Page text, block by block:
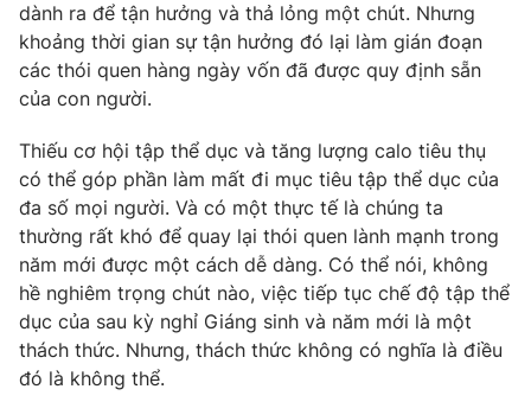
Góc doanh nghiệp
Truyền hình
Phim VTV
Hậu trường
Nhân vật
Khán giả
Giải sao mai
Giải trí
Điện ảnh
Âm nhạc
Sao
Đời sống
Du lịch
Làm đẹp
Chất lượng cuộc sống
Giáo dục
Tuyển sinh
Học trực tuyến
Công nghệ
Hitech Công nghệ tương lai
Sản phẩm
Giao lưu trực tuyến
dành ra để tận hưởng và thả lỏng một chút. Nhưng
khoảng thời gian sự tận hưởng đó lại làm gián đoạn
các thói quen hàng ngày vốn đã được quy định sẵn
của con người.
Thiếu cơ hội tập thể dục và tăng lượng calo tiêu thụ
có thể góp phần làm mất đi mục tiêu tập thể dục của
đa số mọi người. Và có một thực tế là chúng ta
thường rất khó để quay lại thói quen lành mạnh trong
năm mới được một cách dễ dàng. Có thể nói, không
hề nghiêm trọng chút nào, việc tiếp tục chế độ tập thể
dục của sau kỳ nghỉ Giáng sinh và năm mới là một
thách thức. Nhưng, thách thức không có nghĩa là điều
đó là không thể.